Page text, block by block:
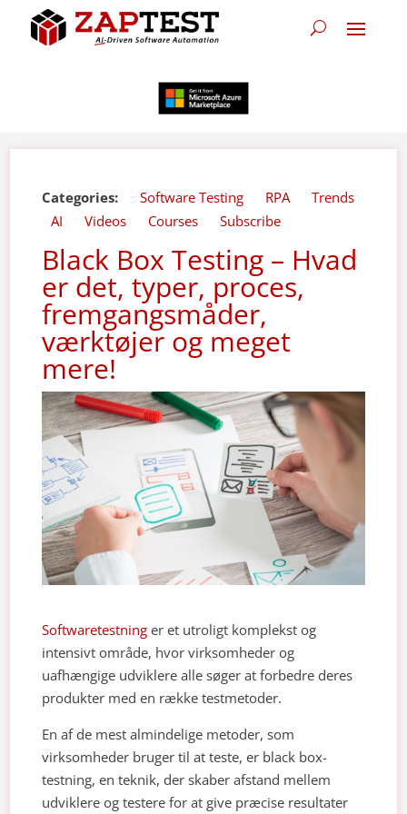
Categories: Software Testing RPA
Trends
AI
Videos Courses Subscribe
Black Box Testing – Hvad
er det, typer, proces,
fremgangsmåder,
værktøjer og meget
mere!
Softwaretestning er et utroligt komplekst og
intensivt område, hvor virksomheder og
uafhængige udviklere alle søger at forbedre deres
produkter med en række testmetoder.
En af de mest almindelige metoder, som
virksomheder bruger til at teste, er black box-
testning, en teknik, der skaber afstand mellem
udviklere og testere for at give præcise resultater